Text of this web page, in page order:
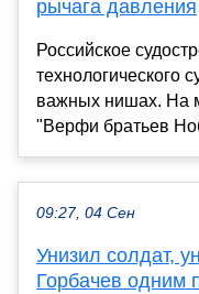
рычага давления
Российское
технологического
важных нишах. На
"Верфи братьев
09:27, 04 Сен
Унизил солдат,
Горбачев одним